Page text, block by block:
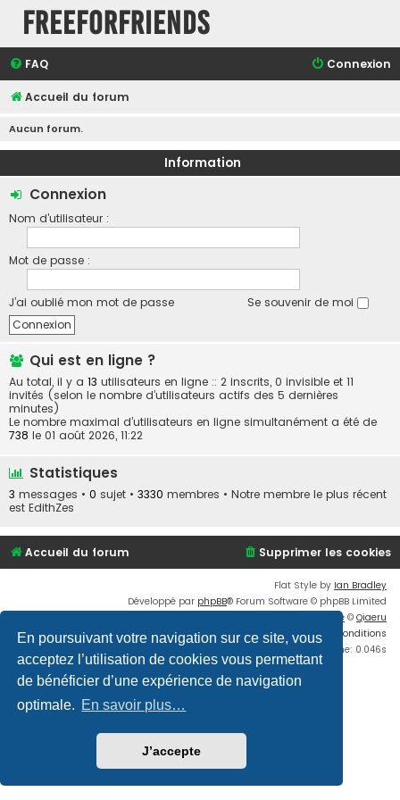
En poursuivant votre navigation sur ce site, vous
acceptez l’utilisation de cookies vous permettant
de bénéficier d’une expérience de navigation
optimale. En savoir plus…
J’accepte
FreeForFriends
FAQ Connexion
Accueil du forum
Aucun forum.
Information
Connexion
Nom d’utilisateur :
Mot de passe :
J’ai oublié mon mot de passe Se souvenir de moi
Qui est en ligne ?
Au total, il y a 13 utilisateurs en ligne :: 2 inscrits, 0 invisible et 11
invités (selon le nombre d’utilisateurs actifs des 5 dernières
minutes)
Le nombre maximal d’utilisateurs en ligne simultanément a été de
738 le 01 août 2026, 11:22
Statistiques
3 messages • 0 sujet • 3330 membres • Notre membre le plus récent
est EdithZes
Accueil du forum Supprimer les cookies
Flat Style by Ian Bradley
Développé par phpBB® Forum Software © phpBB Limited
Traduction française officielle © Qiaeru
Confidentialité
Conditions
Time: 0.046s